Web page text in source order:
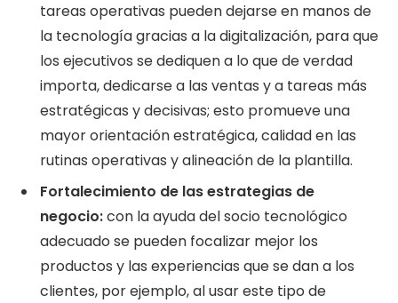
tareas operativas pueden dejarse en manos de
la tecnología gracias a la digitalización, para que
los ejecutivos se dediquen a lo que de verdad
importa, dedicarse a las ventas y a tareas más
estratégicas y decisivas; esto promueve una
mayor orientación estratégica, calidad en las
rutinas operativas y alineación de la plantilla.
Fortalecimiento de las estrategias de
negocio:con la ayuda del socio tecnológico
adecuado se pueden focalizar mejor los
productos y las experiencias que se dan a los
clientes, por ejemplo, al usar este tipo de